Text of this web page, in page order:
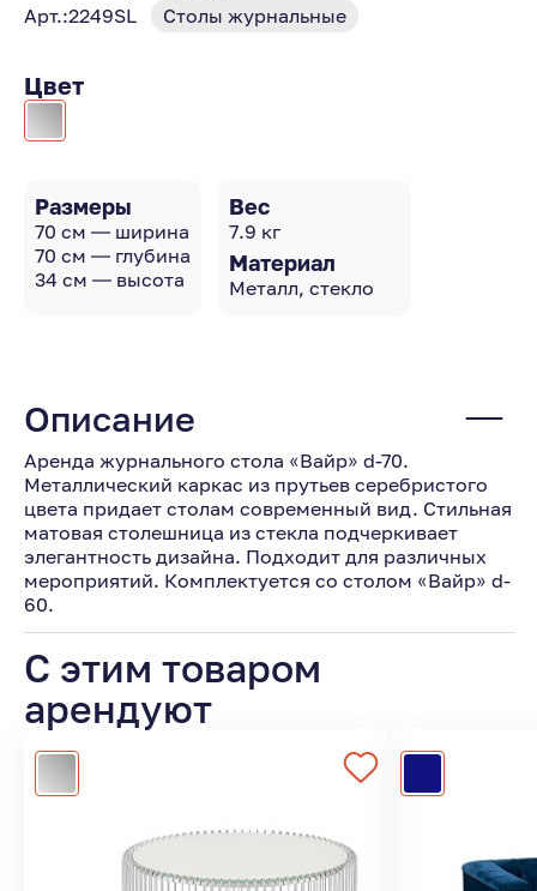
Арт.:2249SL Столы журнальные
Цвет
Размеры
70 см — ширина
70 см — глубина
34 см — высота
Вес
7.9 кг
Материал
Металл, стекло
Описание
Аренда журнального стола «Вайр» d-70.
Металлический каркас из прутьев серебристого
цвета придает столам современный вид. Стильная
матовая столешница из стекла подчеркивает
элегантность дизайна. Подходит для различных
мероприятий. Комплектуется со столом «Вайр» d-
60.
С этим товаром
арендуют